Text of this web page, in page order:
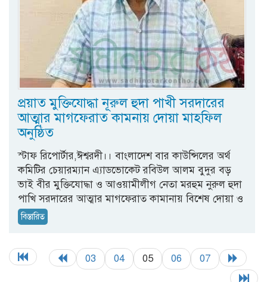
প্রয়াত মুক্তিযোদ্ধা নূরুল হুদা পাখী সরদারের
আত্মার মাগফেরাত কামনায় দোয়া মাহফিল
অনুষ্ঠিত
স্টাফ রিপোর্টার,ঈশ্বরদী।। বাংলাদেশ বার কাউন্সিলের অর্থ
কমিটির চেয়ারম্যান এ্যাডভোকেট রবিউল আলম বুদুর বড়
ভাই বীর মুক্তিযোদ্ধা ও আওয়ামীলীগ নেতা মরহুম নুরুল হুদা
পাখি সরদারের আত্মার মাগফেরাত কামানায় বিশেষ দোয়া ও
বিস্তারিত
03 04 05 06 07